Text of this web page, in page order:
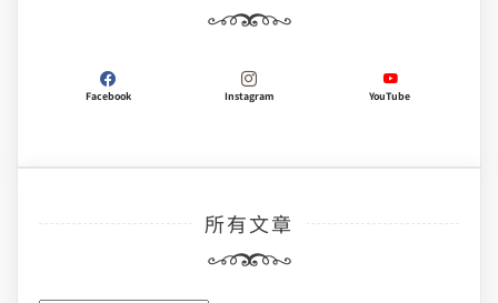
Facebook Instagram YouTube
所有文章